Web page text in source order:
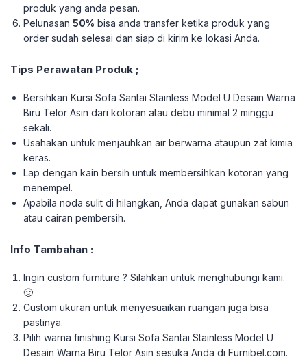
produk yang anda pesan.
Pelunasan50% bisa anda transfer ketika produk yang
order sudah selesai dan siap di kirim ke lokasi Anda.
Tips Perawatan Produk ;
Bersihkan Kursi Sofa Santai Stainless Model U Desain Warna
Biru Telor Asin dari kotoran atau debu minimal 2 minggu
sekali.
Usahakan untuk menjauhkan air berwarna ataupun zat kimia
keras.
Lap dengan kain bersih untuk membersihkan kotoran yang
menempel.
Apabila noda sulit di hilangkan, Anda dapat gunakan sabun
atau cairan pembersih.
Info Tambahan :
Ingin custom furniture ? Silahkan untuk menghubungi kami.
🙂
Custom ukuran untuk menyesuaikan ruangan juga bisa
pastinya.
Pilih warna finishing Kursi Sofa Santai Stainless Model U
Desain Warna Biru Telor Asin sesuka Anda di Furnibel.com.